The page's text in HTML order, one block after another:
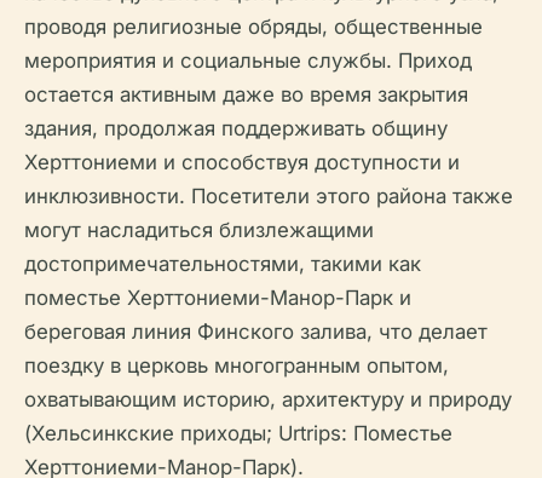
проводя религиозные обряды, общественные
мероприятия и социальные службы. Приход
остается активным даже во время закрытия
здания, продолжая поддерживать общину
Херттониеми и способствуя доступности и
инклюзивности. Посетители этого района также
могут насладиться близлежащими
достопримечательностями, такими как
поместье Херттониеми-Манор-Парк и
береговая линия Финского залива, что делает
поездку в церковь многогранным опытом,
охватывающим историю, архитектуру и природу
(Хельсинкские приходы; Urtrips: Поместье
Херттониеми-Манор-Парк).